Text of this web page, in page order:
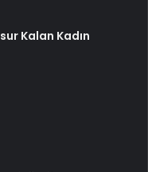
Kalan Kadın